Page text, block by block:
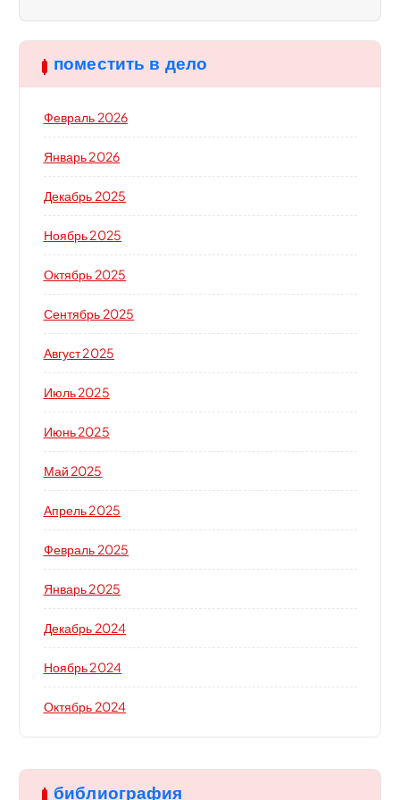
поместить в дело
Февраль 2026
Январь 2026
Декабрь 2025
Ноябрь 2025
Октябрь 2025
Сентябрь 2025
Август 2025
Июль 2025
Июнь 2025
Май 2025
Апрель 2025
Февраль 2025
Январь 2025
Декабрь 2024
Ноябрь 2024
Октябрь 2024
библиография